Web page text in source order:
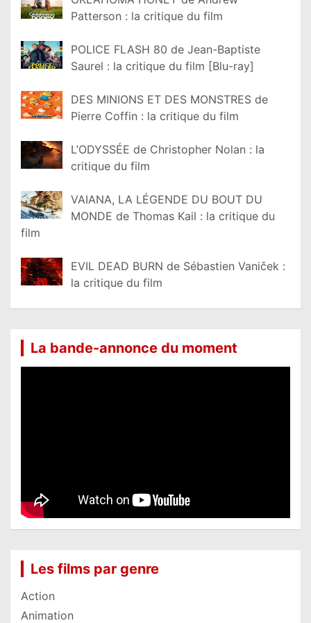
Patterson : la critique du film
POLICE FLASH 80 de Jean-Baptiste
Saurel : la critique du film [Blu-ray]
DES MINIONS ET DES MONSTRES de
Pierre Coffin : la critique du film
L’ODYSSÉE de Christopher Nolan : la
critique du film
VAIANA, LA LÉGENDE DU BOUT DU
MONDE de Thomas Kail : la critique du
film
EVIL DEAD BURN de Sébastien Vaniček :
la critique du film
La bande-annonce du moment
Les films par genre
Action
Animation